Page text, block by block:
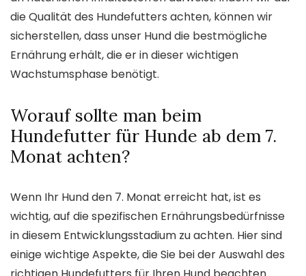
die Qualität des Hundefutters achten, können wir
sicherstellen, dass unser Hund die bestmögliche
Ernährung erhält, die er in dieser wichtigen
Wachstumsphase benötigt.
Worauf sollte man beim
Hundefutter für Hunde ab dem 7.
Monat achten?
Wenn Ihr Hund den 7. Monat erreicht hat, ist es
wichtig, auf die spezifischen Ernährungsbedürfnisse
in diesem Entwicklungsstadium zu achten. Hier sind
einige wichtige Aspekte, die Sie bei der Auswahl des